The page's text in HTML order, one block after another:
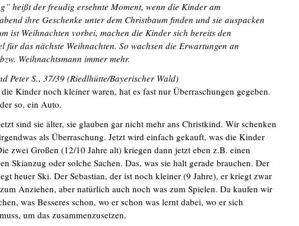
heißt der freudig ersehnte Moment, wenn die Kinder am
ihre Geschenke unter dem Christbaum finden und sie auspacken
ist Weihnachten vorbei, machen die Kinder sich bereits den
für das nächste Weihnachten. So wachsen die Erwartungen an
Weihnachtsmann immer mehr.
Peter S., 37/39 (Riedlhütte/Bayerischer Wald)
die Kinder noch kleiner waren, hat es fast nur Überraschungen gegeben.
so, ein Auto.
sind sie älter, sie glauben gar nicht mehr ans Christkind. Wir schenken
als Überraschung. Jetzt wird einfach gekauft, was die Kinder
zwei Großen (12/10 Jahre alt) kriegen dann jetzt eben z.B. einen
Skianzug oder solche Sachen. Das, was sie halt gerade brauchen. Der
heuer Ski. Der Sebastian, der ist noch kleiner (9 Jahre), er kriegt zwar
Anziehen, aber natürlich auch noch was zum Spielen. Da kaufen wir
was Besseres schon, wo er schon was lernt dabei, wo er sich
um das zusammenzusetzen.